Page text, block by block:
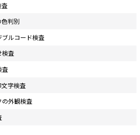
査
判別
ルコード検査
検査
査
字検査
の外観検査